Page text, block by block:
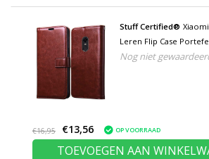
Stuff Certified®
Leren Flip Case
Wallet Cover Cas
Nog niet
€16,95 €13,56 OP VOORRAAD
TOEVOEGEN AAN